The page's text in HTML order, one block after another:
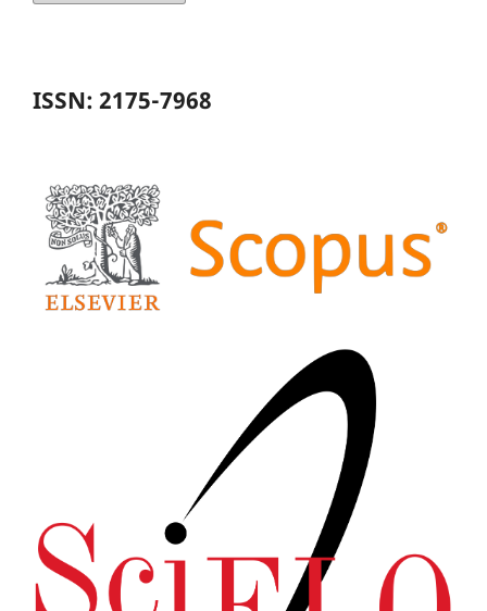
ISSN: 2175-7968